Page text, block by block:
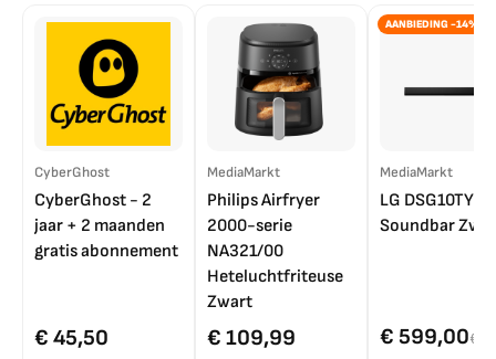
CyberGhost
CyberGhost - 2
jaar + 2 maanden
gratis abonnement
€ 45,50
MediaMarkt
Philips Airfryer
2000-serie
NA321/00
Heteluchtfriteuse
Zwart
€ 109,99
AANBIEDING -14%
MediaMarkt
LG DSG10TY
Soundbar
€ 599,00€